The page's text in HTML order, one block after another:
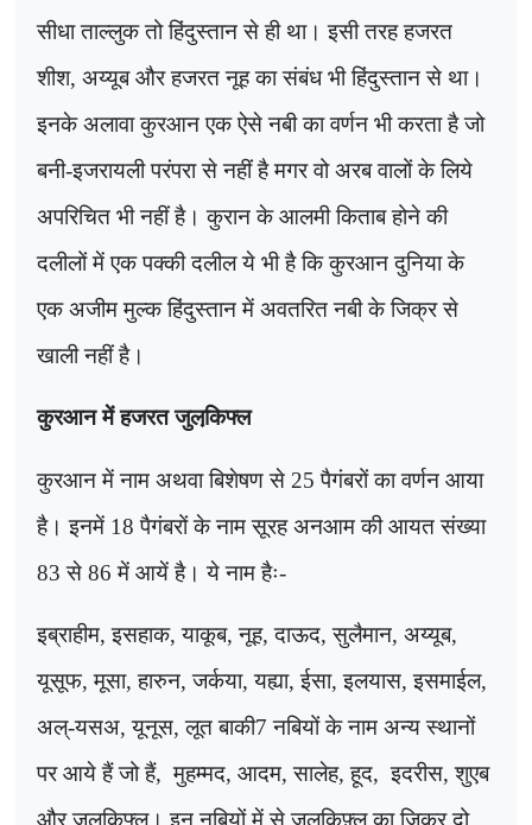
सीधा ताल्लुक तो हिंदुस्तान से ही था। इसी तरह हजरत
शीश, अय्यूब और हजरत नूह का संबंध भी हिंदुस्तान से था।
इनके अलावा कुरआन एक ऐसे नबी का वर्णन भी करता है जो
बनी-इजरायली परंपरा से नहीं है मगर वो अरब वालों के लिये
अपरिचित भी नहीं है। कुरान के आलमी किताब होने की
दलीलों में एक पक्की दलील ये भी है कि कुरआन दुनिया के
एक अजीम मुल्क हिंदुस्तान में अवतरित नबी के जिक्र से
खाली नहीं है।
कुरआन में हजरत जुलकि़फ्ल
कुरआन में नाम अथवा बिशेषण से 25 पैगंबरों का वर्णन आया
है। इनमें 18पैगंबरों के नाम सूरह अनआम की आयत संख्या
83 से 86 में आयें है। ये नाम हैः-
इब्राहीम,इसहाक,याकूब,नूह,दाऊद,सुलैमान, अय्यूब,
यूसूफ,मूसा,हारुन,जर्कया,यह्या,ईसा,इलयास,इसमाईल,
अल्-यसअ,यूनूस,लूत बाकी7नबियों के नाम अन्य स्थानों
पर आये हैं जो हैं, मुहम्मद, आदम,सालेह,हूद, इदरीस,शुएब
और जुलकि़फ्ल। इन नबियों में से जुलकिफ़्ल का जिक्र दो